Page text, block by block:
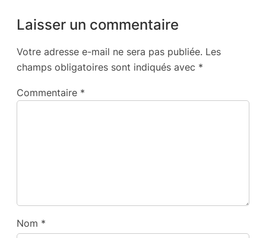
Laisser un commentaire
Votre adresse e-mail ne sera pas publiée. Les
champs obligatoires sont indiqués avec *
Commentaire *
Nom *